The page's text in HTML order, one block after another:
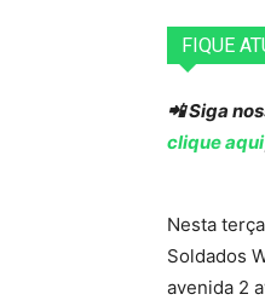
FIQUE
📲 Siga
clique aqui
Nesta
Soldados
avenida 2